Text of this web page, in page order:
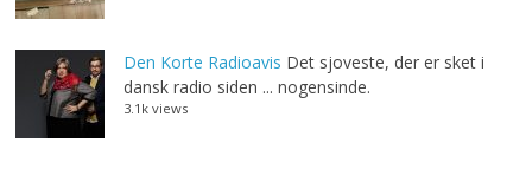
Den Korte Radioavis Det sjoveste, der er sket i
dansk radio siden ... nogensinde.
3.1k views